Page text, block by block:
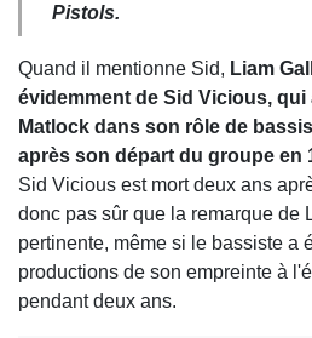
Pistols.
Quand il mentionne Sid, Liam
évidemment de Sid Vicious, qui
Matlock dans son rôle de
après son départ du groupe en
Sid Vicious est mort deux ans
donc pas sûr que la remarque de
pertinente, même si le bassiste a
productions de son empreinte à
pendant deux ans.